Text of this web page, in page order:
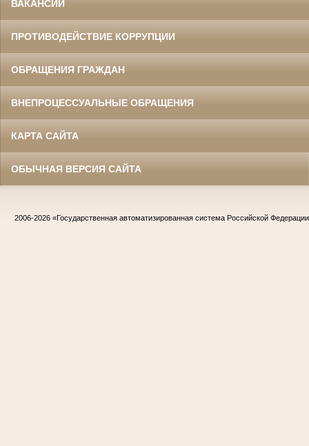
ВАКАНСИИ
ПРОТИВОДЕЙСТВИЕ КОРРУПЦИИ
ОБРАЩЕНИЯ ГРАЖДАН
ВНЕПРОЦЕССУАЛЬНЫЕ ОБРАЩЕНИЯ
КАРТА САЙТА
ОБЫЧНАЯ ВЕРСИЯ САЙТА
2006-2026 «Государственная автоматизированная система Российской